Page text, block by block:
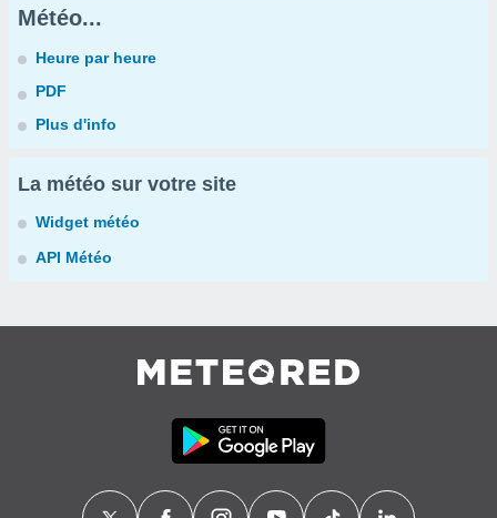
Météo...
Heure par heure
PDF
Plus d'info
La météo sur votre site
Widget météo
API Météo